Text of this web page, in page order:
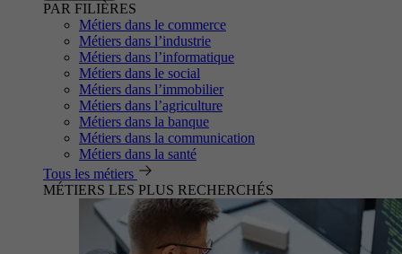
PAR FILIÈRES
Métiers dans le commerce
Métiers dans l’industrie
Métiers dans l’informatique
Métiers dans le social
Métiers dans l’immobilier
Métiers dans l’agriculture
Métiers dans la banque
Métiers dans la communication
Métiers dans la santé
Tous les métiers
MÉTIERS LES PLUS RECHERCHÉS